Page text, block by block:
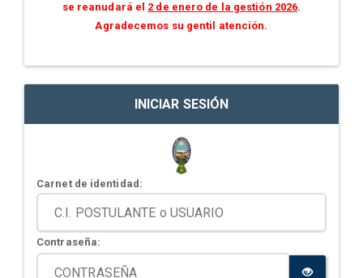
se reanudará el 2 de enero de la gestión 2026.
Agradecemos su gentil atención.
INICIAR SESIÓN
Carnet de identidad:
Contraseña: